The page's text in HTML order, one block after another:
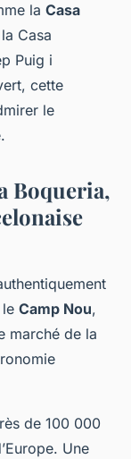
la Casa
Casa
Puig i
cette
le
Boqueria,
Camp Nou,
marché de la
de 100 000
Une